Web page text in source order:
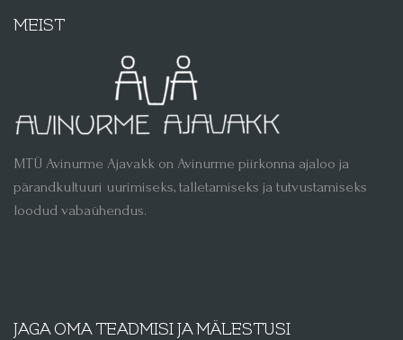
MEIST
MTÜ Avinurme Ajavakk on Avinurme piirkonna ajaloo ja
pärandkultuuri uurimiseks, talletamiseks ja tutvustamiseks
loodud vabaühendus.
JAGA OMA TEADMISI JA MÄLESTUSI